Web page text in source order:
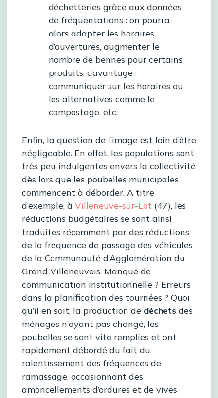
déchetteries grâce aux données
de fréquentations : on pourra
alors adapter les horaires
d’ouvertures, augmenter le
nombre de bennes pour certains
produits, davantage
communiquer sur les horaires ou
les alternatives comme le
compostage, etc.
Enfin, la question de l’image est loin d’être
négligeable. En effet, les populations sont
très peu indulgentes envers la collectivité
dès lors que les poubelles municipales
commencent à déborder. A titre
d’exemple, à Villeneuve-sur-Lot (47), les
réductions budgétaires se sont ainsi
traduites récemment par des réductions
de la fréquence de passage des véhicules
de la Communauté d’Agglomération du
Grand Villeneuvois. Manque de
communication institutionnelle ? Erreurs
dans la planification des tournées ? Quoi
qu’il en soit, la production de déchets des
ménages n’ayant pas changé, les
poubelles se sont vite remplies et ont
rapidement débordé du fait du
ralentissement des fréquences de
ramassage, occasionnant des
amoncellements d’ordures et de vives